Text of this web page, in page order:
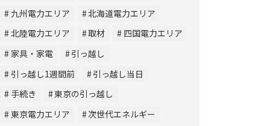
九州電力エリア
北海道電力エリア
北陸電力エリア
取材
四国電力エリア
家具・家電
引っ越し
引っ越し1週間前
引っ越し当日
手続き
東京の引っ越し
東京電力エリア
次世代エネルギー